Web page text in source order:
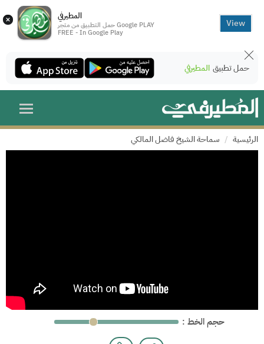
× المطيرفي
حمل التطبيق من متجر Google PLAY
FREE - In Google Play
View
حمل تطبيق المطيرفي
الرئيسية سماحة الشيخ فاضل المالكي
: حجم الخط